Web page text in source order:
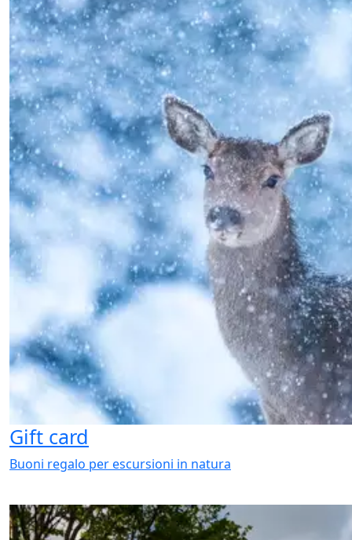
Gift card
Buoni regalo per escursioni in natura